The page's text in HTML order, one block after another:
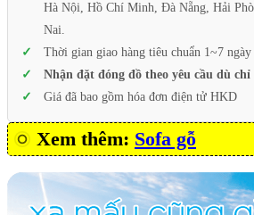
Hà Nội, Hồ Chí Minh, Đà Nẵng, Hải
Nai.
Thời gian giao hàng tiêu chuẩn 1~7 ngày
Nhận đặt đóng đồ theo yêu cầu dù chỉ
Giá đã bao gồm hóa đơn điện tử HKD
Xem thêm: Sofa gỗ